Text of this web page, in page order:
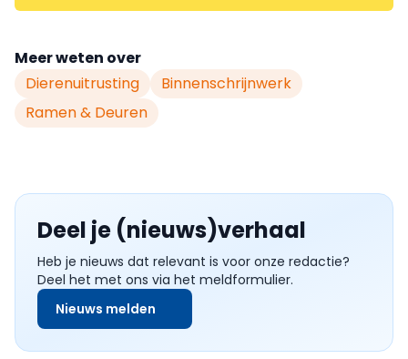
Meer weten over
Dierenuitrusting
Binnenschrijnwerk
Ramen & Deuren
Deel je (nieuws)verhaal
Heb je nieuws dat relevant is voor onze redactie?
Deel het met ons via het meldformulier.
Nieuws melden